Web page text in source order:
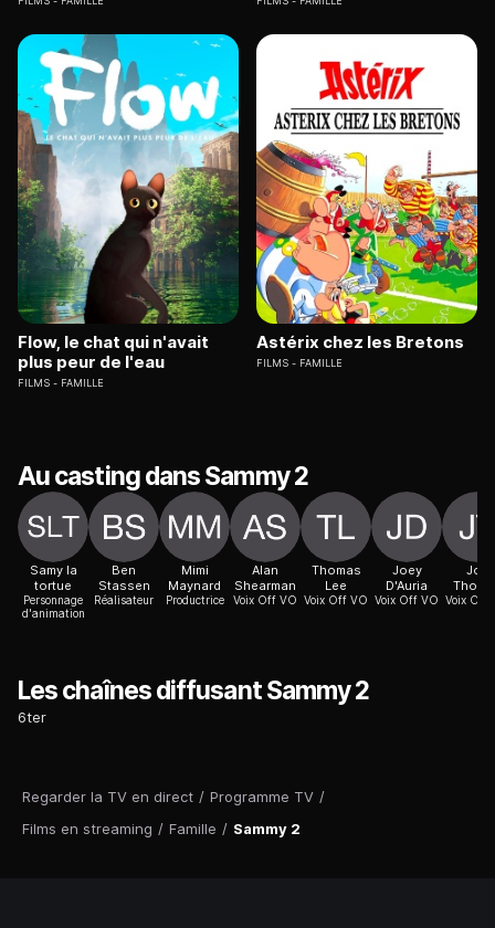
Regarder la TV en direct / Programme TV /
Films en streaming / Famille / Sammy 2
Flow, le chat qui n'avait
plus peur de l'eau
FILMS FAMILLE
Astérix chez les Bretons
FILMS FAMILLE
Au casting dans Sammy 2
Samy la
tortue
Personnage
d'animation
Ben
Stassen
Réalisateur
Mimi
Maynard
Productrice
Alan
Shearman
Voix Off VO
Thomas
Lee
Voix Off VO
Joey
D'Auria
Voix Off VO
Joe
Voix Off
Les chaînes diffusant Sammy 2
6ter